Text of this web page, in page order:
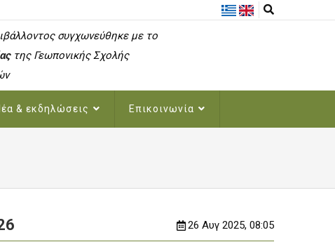
συγχωνεύθηκε με το
της Γεωπονικής Σχολής
& εκδηλώσεις Επικοινωνία
26 Αυγ 2025, 08:05